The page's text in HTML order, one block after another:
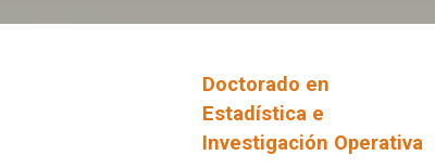
Doctorado en
Estadística e
Investigación Operativa